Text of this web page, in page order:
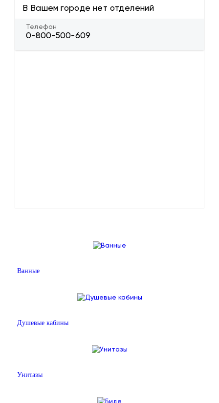
В Вашем городе нет отделений
Телефон
0-800-500-609
Ванные
Душевые кабины
Унитазы